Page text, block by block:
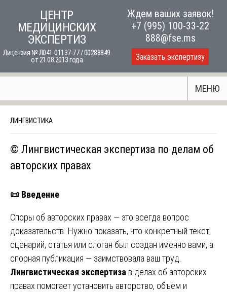
content
ЦЕНТР
МЕДИЦИНСКИХ
ЭКСПЕРТИЗ
Лицензия № Л041-01137-77 / 00288849
от 21.08.2013 года
Ждем ваших заявок!
+7 (995) 100-33-22
888@fse.ms
Заказать экспертизу
МЕНЮ
ЛИНГВИСТИКА
©️ Лингвистическая экспертиза по делам об
авторских правах
📜 Введение
Споры об авторских правах — это всегда вопрос
доказательств. Нужно показать, что конкретный текст,
сценарий, статья или слоган был создан именно вами, а
спорная публикация — заимствовала ваш труд.
Лингвистическая экспертиза в делах об авторских
правах помогает установить авторство, объём и